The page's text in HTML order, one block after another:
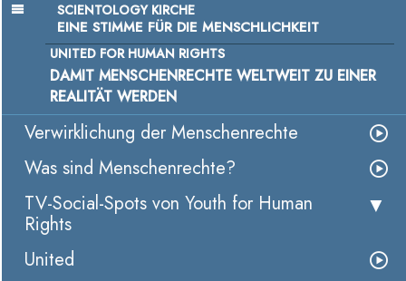
SCIENTOLOGY KIRCHE
EINE STIMME FÜR DIE MENSCHLICHKEIT
UNITED FOR HUMAN RIGHTS
DAMIT MENSCHENRECHTE WELTWEIT ZU EINER
REALITÄT WERDEN
Verwirklichung der Menschenrechte
Was sind Menschenrechte?
TV-Social-Spots von Youth for Human
Rights
United